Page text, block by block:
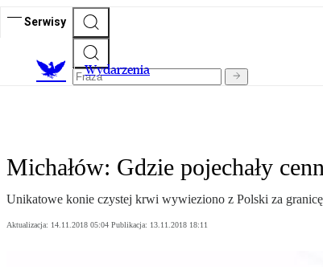
Serwisy
Wydarzenia
Michałów: Gdzie pojechały
Unikatowe konie czystej krwi wywieziono z Polski za
Aktualizacja: 14.11.2018 05:04 Publikacja: 13.11.2018 18:11